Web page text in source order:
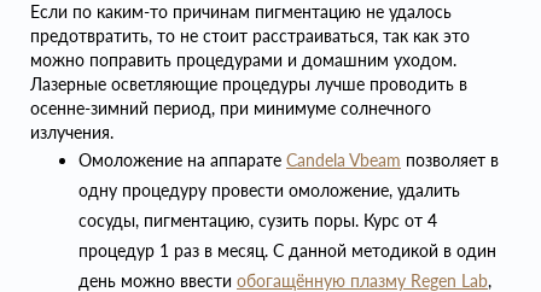
Если по каким-то причинам пигментацию не удалось
предотвратить, то не стоит расстраиваться, так как это
можно поправить процедурами и домашним уходом.
Лазерные осветляющие процедуры лучше проводить в
осенне-зимний период, при минимуме солнечного
излучения.
Омоложение на аппарате Candela Vbeam позволяет в
одну процедуру провести омоложение, удалить
сосуды, пигментацию, сузить поры. Курс от 4
процедур 1 раз в месяц. С данной методикой в один
день можно ввести обогащённую плазму Regen Lab,